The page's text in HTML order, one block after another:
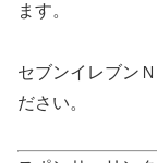
ます。
セブンイレブン
ださい。